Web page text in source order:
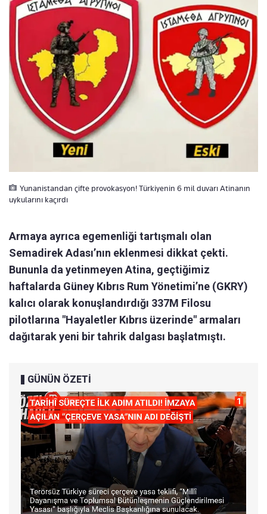
Yunanistandan çifte provokasyon! Türkiyenin 6 mil duvarı Atinanın
uykularını kaçırdı
Armaya ayrıca egemenliği tartışmalı olan
Semadirek Adası’nın eklenmesi dikkat çekti.
Bununla da yetinmeyen Atina, geçtiğimiz
haftalarda Güney Kıbrıs Rum Yönetimi’ne (GKRY)
kalıcı olarak konuşlandırdığı 337M Filosu
pilotlarına "Hayaletler Kıbrıs üzerinde" armaları
dağıtarak yeni bir tahrik dalgası başlatmıştı.
GÜNÜN ÖZETİ